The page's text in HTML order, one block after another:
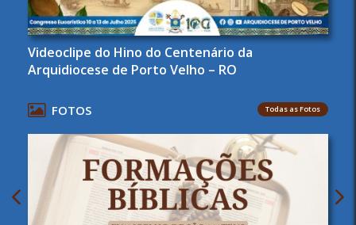
Videoclipe do Hino do Centenário da
Arquidiocese de Porto Velho – RO
FOTOS Todas as Fotos